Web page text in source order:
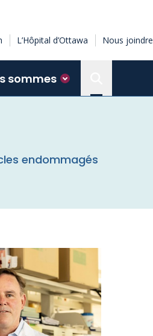
L’Hôpital d’Ottawa Nous joindre
sommes
endommagés